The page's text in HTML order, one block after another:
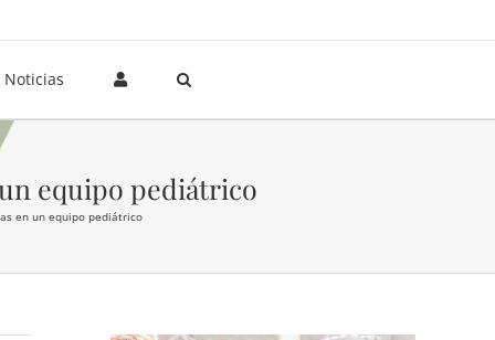
Noticias
equipo pediátrico
en un equipo pediátrico